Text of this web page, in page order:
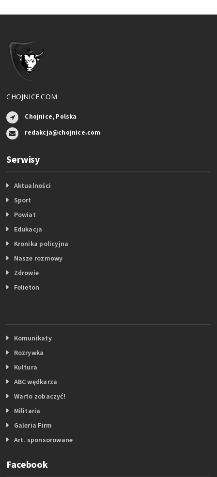
CHOJNICE.COM
Chojnice, Polska
redakcja@chojnice.com
Serwisy
Aktualności
Sport
Powiat
Edukacja
Kronika policyjna
Nasze rozmowy
Zdrowie
Felieton
Komunikaty
Rozrywka
Kultura
ABC wędkarza
Warto zobaczyć!
Militaria
Galeria Firm
Art. sponsorowane
Facebook